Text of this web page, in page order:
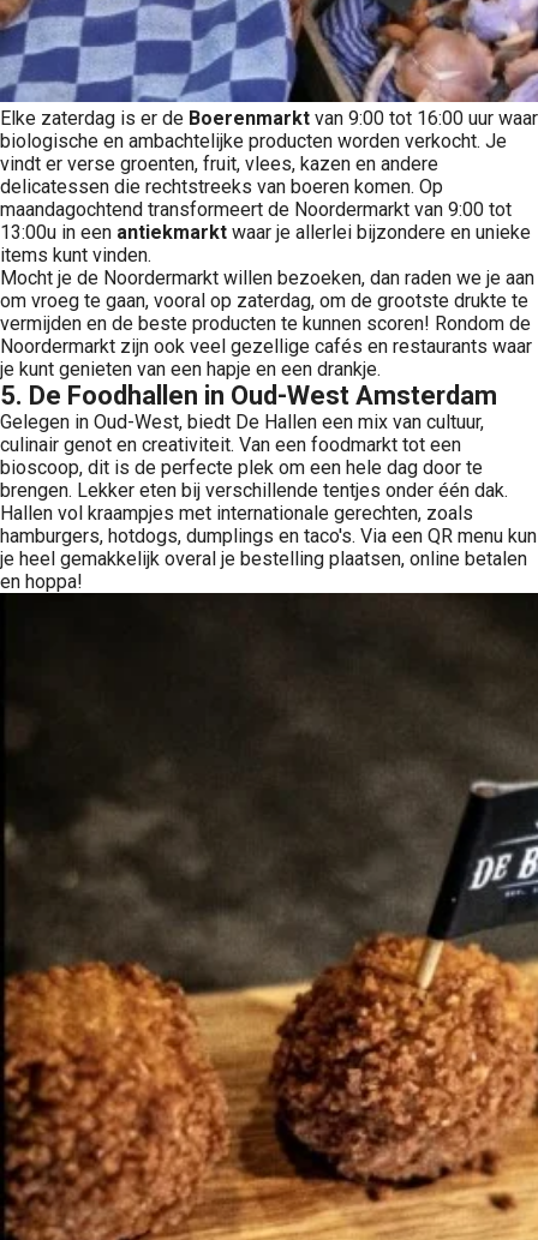
Elke zaterdag is er de Boerenmarkt van 9:00 tot 16:00 uur waar
biologische en ambachtelijke producten worden verkocht. Je
vindt er verse groenten, fruit, vlees, kazen en andere
delicatessen die rechtstreeks van boeren komen. Op
maandagochtend transformeert de Noordermarkt van 9:00 tot
13:00u in een antiekmarkt waar je allerlei bijzondere en unieke
items kunt vinden.
Mocht je de Noordermarkt willen bezoeken, dan raden we je aan
om vroeg te gaan, vooral op zaterdag, om de grootste drukte te
vermijden en de beste producten te kunnen scoren! Rondom de
Noordermarkt zijn ook veel gezellige cafés en restaurants waar
je kunt genieten van een hapje en een drankje.
5. De Foodhallen in Oud-West Amsterdam
Gelegen in Oud-West, biedt De Hallen een mix van cultuur,
culinair genot en creativiteit. Van een foodmarkt tot een
bioscoop, dit is de perfecte plek om een hele dag door te
brengen. Lekker eten bij verschillende tentjes onder één dak.
Hallen vol kraampjes met internationale gerechten, zoals
hamburgers, hotdogs, dumplings en taco's. Via een QR menu kun
je heel gemakkelijk overal je bestelling plaatsen, online betalen
en hoppa!